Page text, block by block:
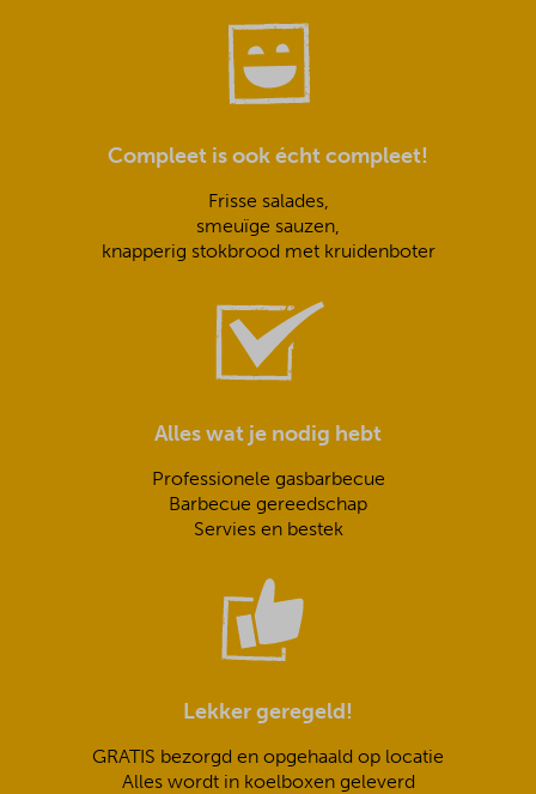
Compleet is ook écht compleet!
Frisse salades,
smeuïge sauzen,
knapperig stokbrood met kruidenboter
Alles wat je nodig hebt
Professionele gasbarbecue
Barbecue gereedschap
Servies en bestek
Lekker geregeld!
GRATIS bezorgd en opgehaald op locatie
Alles wordt in koelboxen geleverd